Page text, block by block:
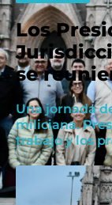
Los
se
Una jornada
miliciana.
trabajo y los